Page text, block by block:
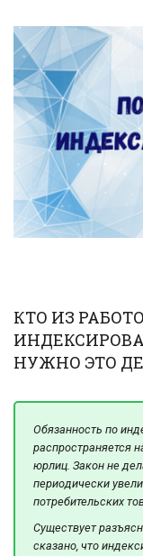
КТО ИЗ
НУЖНО ЭТО
Обязанность по
распространяется
юрлиц. Закон не
периодически
потребительских
Существует
сказано, что